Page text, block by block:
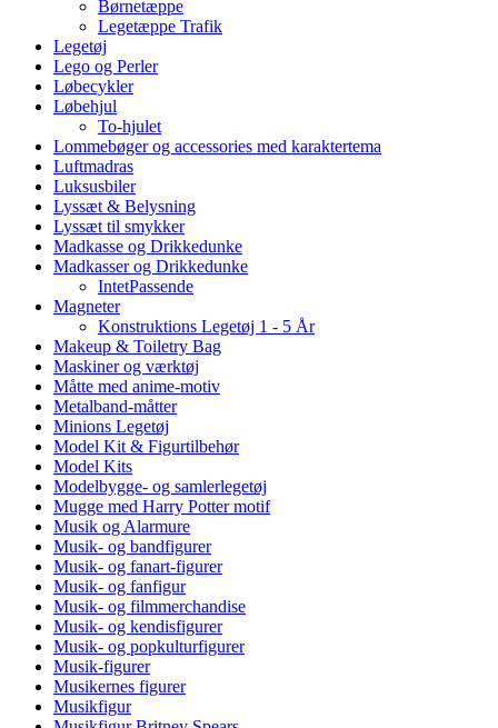
Børnetæppe
Legetæppe Trafik
Legetøj
Lego og Perler
Løbecykler
Løbehjul
To-hjulet
Lommebøger og accessories med karaktertema
Luftmadras
Luksusbiler
Lyssæt & Belysning
Lyssæt til smykker
Madkasse og Drikkedunke
Madkasser og Drikkedunke
IntetPassende
Magneter
Konstruktions Legetøj 1 - 5 År
Makeup & Toiletry Bag
Maskiner og værktøj
Måtte med anime-motiv
Metalband-måtter
Minions Legetøj
Model Kit & Figurtilbehør
Model Kits
Modelbygge- og samlerlegetøj
Mugge med Harry Potter motif
Musik og Alarmure
Musik- og bandfigurer
Musik- og fanart-figurer
Musik- og fanfigur
Musik- og filmmerchandise
Musik- og kendisfigurer
Musik- og popkulturfigurer
Musik-figurer
Musikernes figurer
Musikfigur